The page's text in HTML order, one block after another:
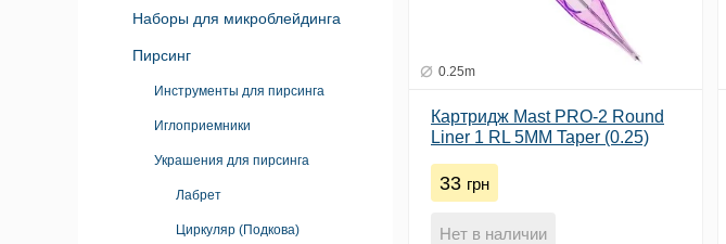
Наборы для микроблейдинга
Пирсинг
Инструменты для пирсинга
Иглоприемники
Украшения для пирсинга
Лабрет
Циркуляр (Подкова)
0.25m
Картридж Mast PRO-2 Round
Liner 1 RL 5MM Taper (0.25)
33 грн
Нет в наличии